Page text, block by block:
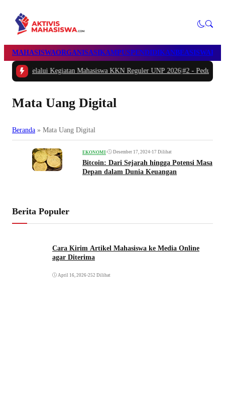
MAHASISWAORGANISASIKAMPUSPENDIDIKANBEASISWA
Kegiatan Mahasiswa KKN Reguler UNP 2026|#2 -Peduli Generasi Sehat,
Mata Uang Digital
Beranda » Mata Uang Digital
EKONOMI • Desember 17, 2024•17 Dilihat
Bitcoin: Dari Sejarah hingga Potensi Masa
Depan dalam Dunia Keuangan
Berita Populer
Cara Kirim Artikel Mahasiswa ke Media Online
agar Diterima
April 16, 2026•252 Dilihat